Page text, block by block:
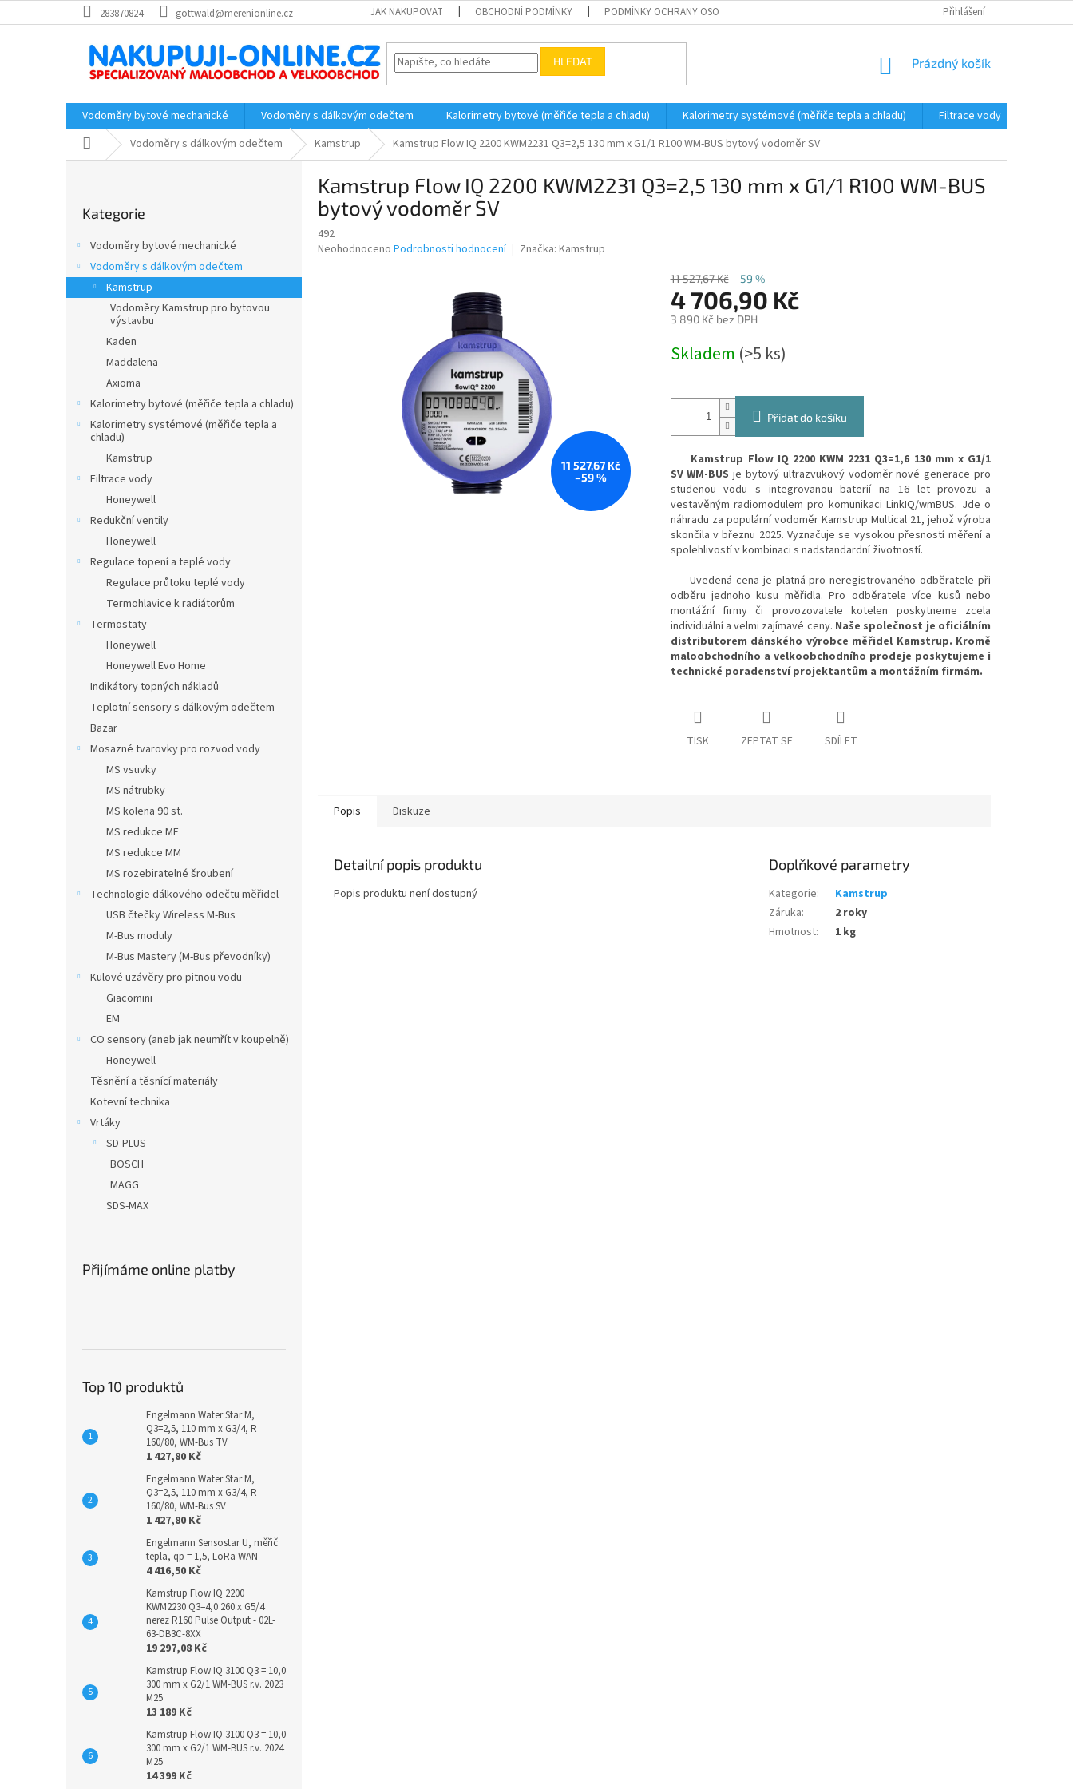
na
283870824 gottwald@merenionline.cz JAK NAKUPOVAT OBCHODNÍ PODMÍNKY PODMÍNKY OCHRANY OSOBNÍCH ÚDAJŮ Přihlášení
HLEDAT
NÁKUPNÍ
Prázdný košík
Vodoměry bytové mechanické Vodoměry s dálkovým odečtem Kalorimetry bytové (měřiče tepla a chladu) Kalorimetry systémové (měřiče tepla a chladu) Filtrace vody
Domů Vodoměry s dálkovým odečtem Kamstrup Kamstrup Flow IQ 2200 KWM2231 Q3=2,5 130 mm x G1/1 R100 WM-BUS bytový vodoměr SV
n
kategorie
Kategorie
Vodoměry bytové mechanické
Vodoměry s dálkovým odečtem
Kamstrup
Vodoměry Kamstrup pro bytovou
výstavbu
Kaden
Maddalena
Axioma
Kalorimetry bytové (měřiče tepla a chladu)
Kalorimetry systémové (měřiče tepla a
chladu)
Kamstrup
Filtrace vody
Honeywell
Redukční ventily
Honeywell
Regulace topení a teplé vody
Regulace průtoku teplé vody
Termohlavice k radiátorům
Termostaty
Honeywell
Honeywell Evo Home
Indikátory topných nákladů
Teplotní sensory s dálkovým odečtem
Bazar
Mosazné tvarovky pro rozvod vody
MS vsuvky
MS nátrubky
MS kolena 90 st.
MS redukce MF
MS redukce MM
MS rozebiratelné šroubení
Technologie dálkového odečtu měřidel
USB čtečky Wireless M-Bus
M-Bus moduly
M-Bus Mastery (M-Bus převodníky)
Kulové uzávěry pro pitnou vodu
Giacomini
EM
CO sensory (aneb jak neumřít v koupelně)
Honeywell
Těsnění a těsnící materiály
Kotevní technika
Vrtáky
SD-PLUS
BOSCH
MAGG
SDS-MAX
Přijímáme online platby
Top 10 produktů
Engelmann Water Star M,
Q3=2,5, 110 mm x G3/4, R
160/80, WM-Bus TV
1 427,80 Kč
Engelmann Water Star M,
Q3=2,5, 110 mm x G3/4, R
160/80, WM-Bus SV
1 427,80 Kč
Engelmann Sensostar U, měřič
tepla, qp = 1,5, LoRa WAN
4 416,50 Kč
Kamstrup Flow IQ 2200
KWM2230 Q3=4,0 260 x G5/4
nerez R160 Pulse Output - 02L-
63-DB3C-8XX
19 297,08 Kč
Kamstrup Flow IQ 3100 Q3 = 10,0
300 mm x G2/1 WM-BUS r.v. 2023
M25
13 189 Kč
Kamstrup Flow IQ 3100 Q3 = 10,0
300 mm x G2/1 WM-BUS r.v. 2024
M25
14 399 Kč
Kamstrup Flow IQ 2200 KWM2231 Q3=2,5 130 mm x G1/1 R100 WM-BUS
bytový vodoměr SV
492
Průměrné
Neohodnoceno Podrobnosti hodnocení Značka: Kamstrup
11 527,67 Kč
–59 %
11 527,67 Kč –59 %
4 706,90 Kč
3 890 Kč bez DPH
cena:
Skladem (>5 ks)
Přidat do košíku
Kamstrup Flow IQ 2200 KWM 2231 Q3=1,6 130 mm x G1/1
SV WM-BUS je bytový ultrazvukový vodoměr nové generace pro
studenou vodu s integrovanou baterií na 16 let provozu a
vestavěným radiomodulem pro komunikaci LinkIQ/wmBUS. Jde o
náhradu za populární vodoměr Kamstrup Multical 21, jehož výroba
skončila v březnu 2025. Vyznačuje se vysokou přesností měření a
spolehlivostí v kombinaci s nadstandardní životností.
Uvedená cena je platná pro neregistrovaného odběratele při
odběru jednoho kusu měřidla. Pro odběratele více kusů nebo
montážní firmy či provozovatele kotelen poskytneme zcela
individuální a velmi zajímavé ceny. Naše společnost je oficiálním
distributorem dánského výrobce měřidel Kamstrup. Kromě
maloobchodního a velkoobchodního prodeje poskytujeme i
technické poradenství projektantům a montážním firmám.
TISK ZEPTAT SE SDÍLET
Popis Diskuze
Detailní popis produktu
Popis produktu není dostupný
Doplňkové parametry
Kategorie:
Kamstrup
Záruka:
2 roky
Hmotnost: 1 kg